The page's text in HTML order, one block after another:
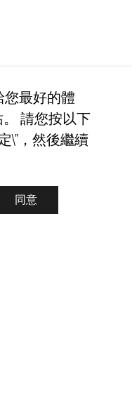
您最好的體
請您按以下
\”，然後繼續
同意